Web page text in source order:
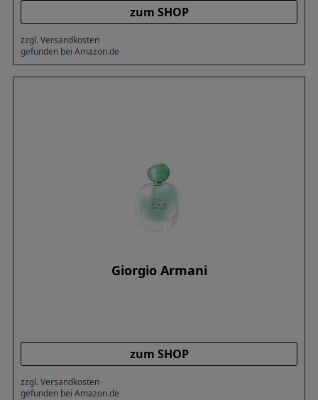
zum SHOP
zzgl. Versandkosten
gefunden bei Amazon.de
Giorgio Armani
zum SHOP
zzgl. Versandkosten
gefunden bei Amazon.de